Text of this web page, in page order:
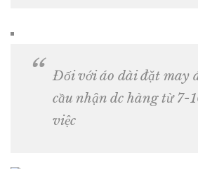
Đối với áo dài đặt may
cầu nhận dc hàng từ 7-
việc